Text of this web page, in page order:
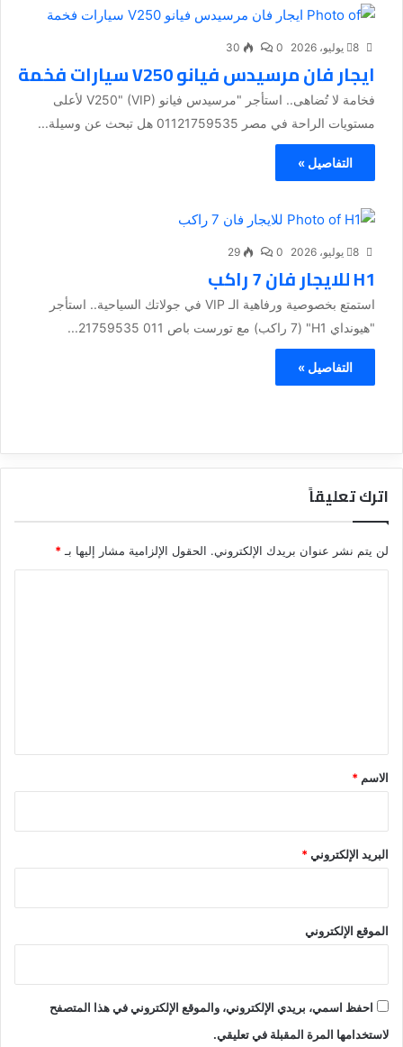
8 يوليو، 2026 0
30
ايجار فان مرسيدس فيانو V250 سيارات فخمة
فخامة لا تُضاهى.. استأجر "مرسيدس فيانو V250" (VIP) لأعلى
مستويات الراحة في مصر 01121759535 هل تبحث عن وسيلة...
التفاصيل »
8 يوليو، 2026 0
29
H1 للايجار فان 7 راكب
استمتع بخصوصية ورفاهية الـ VIP في جولاتك السياحية.. استأجر
"هيونداي H1" (7 راكب) مع تورست باص 011 21759535...
التفاصيل »
اترك تعليقاً
لن يتم نشر عنوان بريدك الإلكتروني. الحقول الإلزامية مشار إليها بـ*
*
الاسم *
البريد الإلكتروني*
الموقع الإلكتروني
احفظ اسمي، بريدي الإلكتروني، والموقع الإلكتروني في هذا المتصفح
لاستخدامها المرة المقبلة في تعليقي.